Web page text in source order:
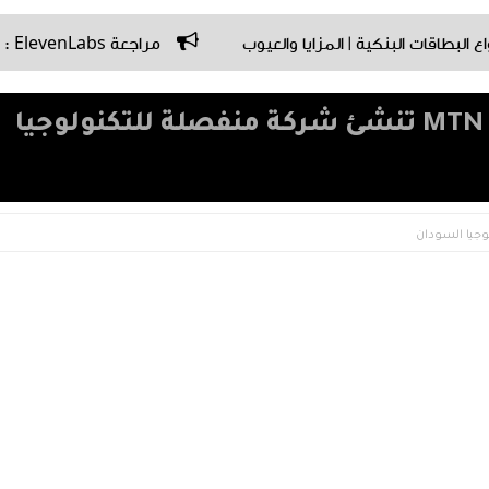
مراجعة ElevenLabs : أفضل أداة تحويل النص إلى صوت بالذكاء الاصطناعي في 2026 | المزايا والعيوب
شركة أم تي أن سودان MTN SUDAN تنشئ شركة منفصلة للتكنولوجيا
السودان